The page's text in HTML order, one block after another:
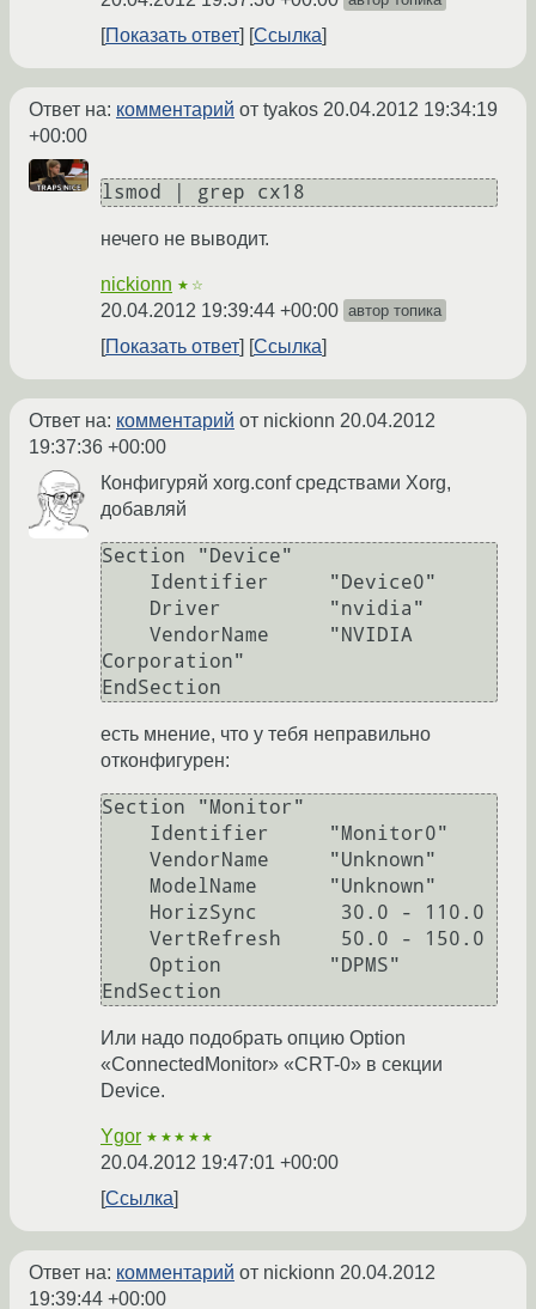
Показать ответ Ссылка
Ответ на: комментарий от tyakos 20.04.2012 19:34:19
+00:00
lsmod | grep cx18
нечего не выводит.
nickionn ★☆
20.04.2012 19:39:44 +00:00 автор топика
Показать ответ Ссылка
Ответ на: комментарий от nickionn 20.04.2012
19:37:36 +00:00
Конфигуряй xorg.conf средствами Xorg,
добавляй
Section "Device"
Corporation"
есть мнение, что у тебя неправильно
отконфигурен:
Section "Monitor"
Или надо подобрать опцию Option
«ConnectedMonitor» «CRT-0» в секции
Device.
Ygor ★★★★★
20.04.2012 19:47:01 +00:00
Ссылка
Ответ на: комментарий от nickionn 20.04.2012
19:39:44 +00:00